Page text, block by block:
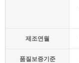
제조연월
품질보증기준